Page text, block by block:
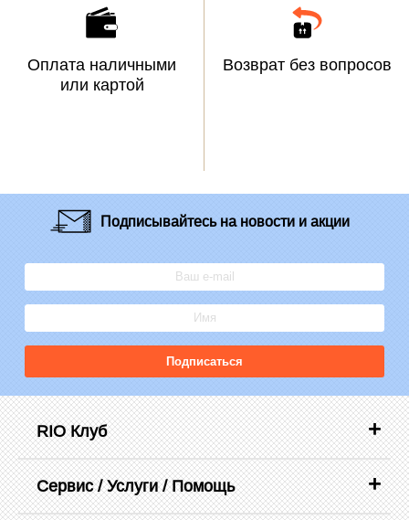
Оплата наличными
или картой
Возврат без вопросов
Подписывайтесьна новости и акции
Подписаться
RIO Клуб
Сервис / Услуги / Помощь